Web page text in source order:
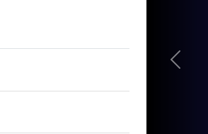
Previous